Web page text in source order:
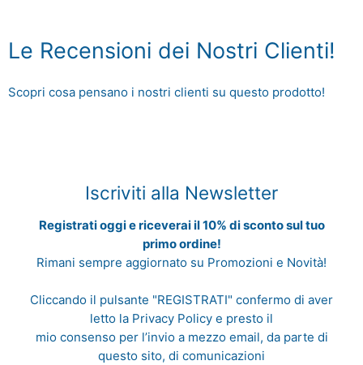
Le Recensioni dei Nostri Clienti!
Scopri cosa pensano i nostri clienti su questo prodotto!
Iscriviti alla Newsletter
Registrati oggi e riceverai il 10% di sconto sul tuo
primo ordine!
Rimani sempre aggiornato su Promozioni e Novità!
Cliccando il pulsante "REGISTRATI" confermo di aver
letto la Privacy Policy e presto il
mio consenso per l’invio a mezzo email, da parte di
questo sito, di comunicazioni